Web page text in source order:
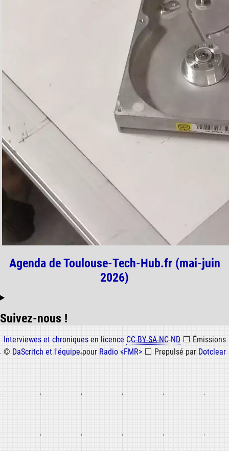
Agenda de Toulouse-Tech-Hub.fr (mai-juin
2026)
Suivez-nous !
Informations
Interviewes et chroniques en licence CC-BY-SA-NC-ND ⬜ Émissions
© DaScritch et l'équipepour Radio <FMR> ⬜ Propulsé par Dotclear